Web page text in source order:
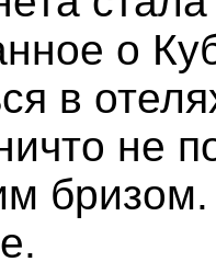
о
в
не